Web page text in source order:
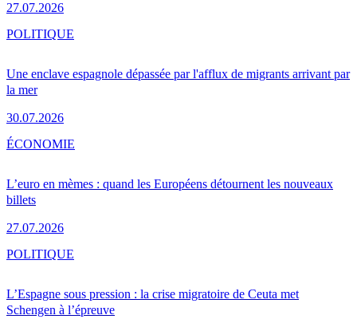
27.07.2026
Une enclave espagnole dépassée par l'afflux de migrants arrivant par
la mer
30.07.2026
POLITIQUE
L’euro en mèmes : quand les Européens détournent les nouveaux
billets
27.07.2026
ÉCONOMIE
L’Espagne sous pression : la crise migratoire de Ceuta met
Schengen à l’épreuve
POLITIQUE